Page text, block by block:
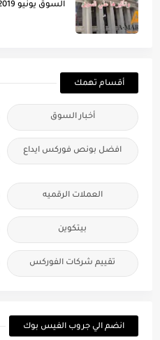
السوق يونيو 2019
أقسام تهمك
أخبار السوق
افضل بونص فوركس ايداع
العملات الرقميه
بيتكوين
تقييم شركات الفوركس
انضم الي جروب الفيس بوك